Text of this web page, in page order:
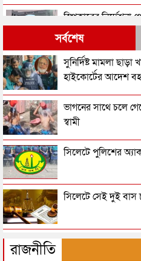
স্পিকারের
সিদ্ধান্ত নেবে ইসি
সাবেক রাষ্ট্রপতি
ট্রাইব্যুনালে অভিযোগ
রাষ্ট্রপতি পদ থেকে
তরুণীর সাথে
বলল জামায়াত
একনেকে ১৪ হাজার
ভিডিওর তরুণীকে এবার
সর্বশেষ
সুনির্দিষ্ট মামলা
হাইকোর্টের আদেশ
ভাগনের সাথে চলে
স্বামী
সিলেটে পুলিশের
সিলেটে সেই দুই বাস
মানবপাচার নিয়ে
রাজনীতি